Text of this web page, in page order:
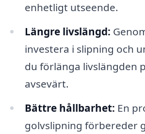
enhetligt utseende.
Längre livslängd:
investera i slipning och
du förlänga livslängden
avsevärt.
Bättre hållbarhet: En
golvslipning förbereder